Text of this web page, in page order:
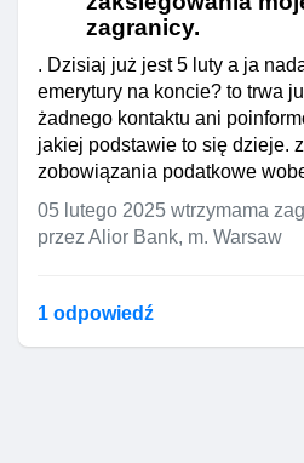
zagranicy.
. Dzisiaj już jest 5 luty a ja
emerytury na koncie? to trwa
żadnego kontaktu ani
jakiej podstawie to się dzieje.
zobowiązania podatkowe
05 lutego 2025 wtrzymama
przez Alior Bank, m. Warsaw
1 odpowiedź